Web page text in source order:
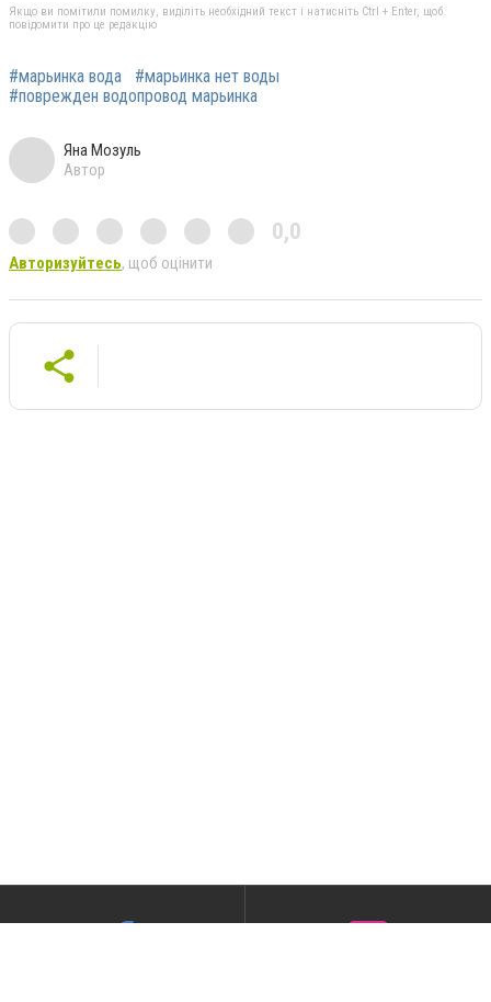
Якщо ви помітили помилку, виділіть необхідний текст і натисніть Ctrl + Enter, щоб
повідомити про це редакцію
#марьинка вода
#марьинка нет воды
#поврежден водопровод марьинка
Яна Мозуль
Автор
0,0
Авторизуйтесь, щоб оцінити